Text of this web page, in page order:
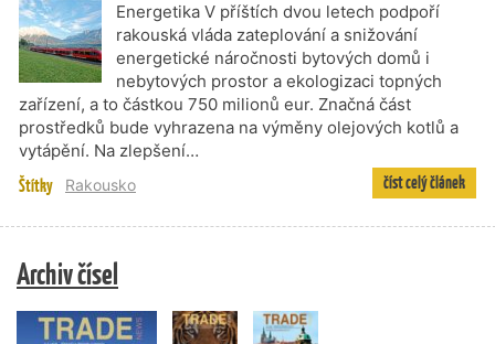
Energetika V příštích dvou letech podpoří
rakouská vláda zateplování a snižování
energetické náročnosti bytových domů i
nebytových prostor a ekologizaci topných
zařízení, a to částkou 750 milionů eur. Značná část
prostředků bude vyhrazena na výměny olejových kotlů a
vytápění. Na zlepšení…
Štítky Rakousko číst celý článek
Archiv čísel